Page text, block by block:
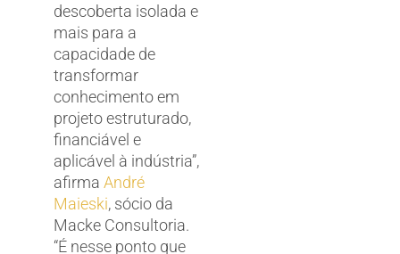
descoberta isolada e
mais para a
capacidade de
transformar
conhecimento em
projeto estruturado,
financiável e
aplicável à indústria”,
afirma André
Maieski, sócio da
Macke Consultoria.
“É nesse ponto que